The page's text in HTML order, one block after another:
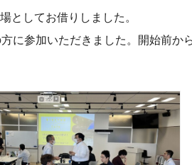
としてお借りしました。
に参加いただきました。開始前か